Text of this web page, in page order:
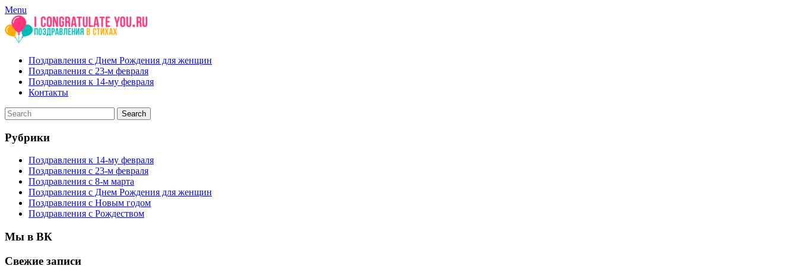
Menu
Поздравления с Днем Рождения для женщин
Поздравления с 23-м февраля
Поздравления к 14-му февраля
Контакты
Рубрики
Поздравления к 14-му февраля
Поздравления с 23-м февраля
Поздравления с 8-м марта
Поздравления с Днем Рождения для женщин
Поздравления с Новым годом
Поздравления с Рождеством
Мы в ВК
Свежие записи